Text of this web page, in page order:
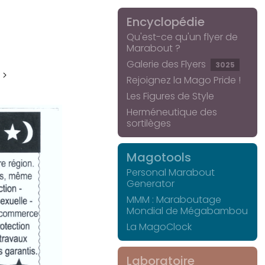
Encyclopédie
Qu'est-ce qu'un flyer de
Marabout ?
Galerie des Flyers
3025
Rejoignez la Mago Pride !
Les Figures de Style
Herméneutique des
sortilèges
Magotools
Personal Marabout
Generator
MMM : Maraboutage
Mondial de Mégabambou
La MagoClock
Laboratoire